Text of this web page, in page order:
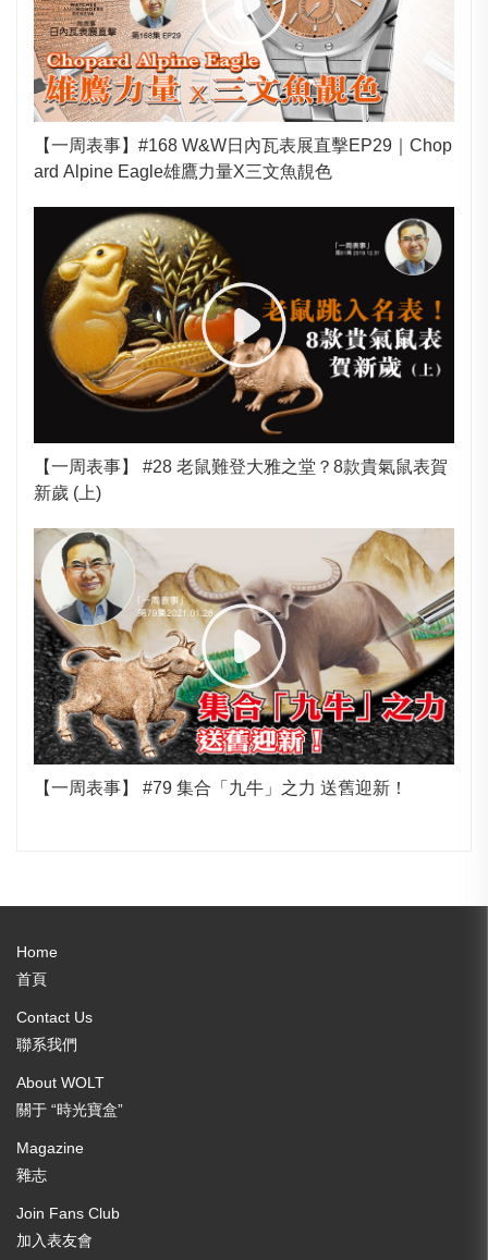
【一周表事】#168 W&W日內瓦表展直擊EP29｜Chop
ard Alpine Eagle雄鷹力量X三文魚靚色
【一周表事】 #28 老鼠難登大雅之堂？8款貴氣鼠表賀
新歲 (上)
【一周表事】 #79 集合「九牛」之力 送舊迎新！
Home
首頁
Contact Us
聯系我們
About WOLT
關于 “時光寶盒”
Magazine
雜志
Join Fans Club
加入表友會